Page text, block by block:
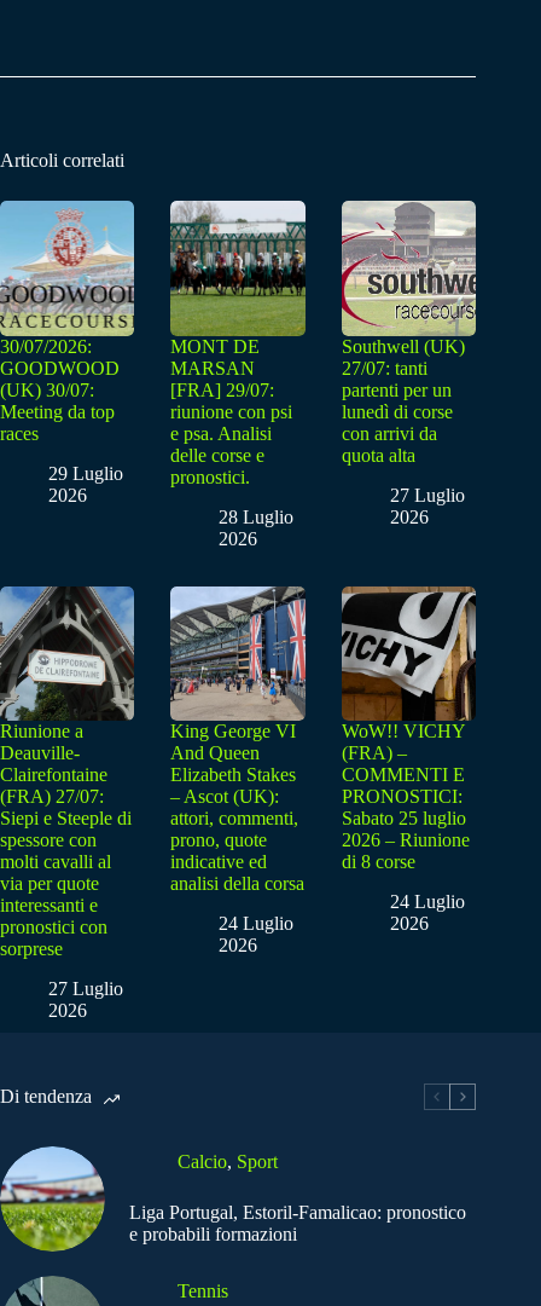
Articoli correlati
30/07/2026:
GOODWOOD
(UK) 30/07:
Meeting da top
races
29 Luglio
2026
MONT DE
MARSAN
[FRA] 29/07:
riunione con psi
e psa. Analisi
delle corse e
pronostici.
28 Luglio
2026
Southwell (UK)
27/07: tanti
partenti per un
lunedì di corse
con arrivi da
quota alta
27 Luglio
2026
Riunione a
Deauville-
Clairefontaine
(FRA) 27/07:
Siepi e Steeple di
spessore con
molti cavalli al
via per quote
interessanti e
pronostici con
sorprese
27 Luglio
2026
King George VI
And Queen
Elizabeth Stakes
– Ascot (UK):
attori, commenti,
prono, quote
indicative ed
analisi della corsa
24 Luglio
2026
WoW!! VICHY
(FRA) –
COMMENTI E
PRONOSTICI:
Sabato 25 luglio
2026 – Riunione
di 8 corse
24 Luglio
2026
Di tendenza
Calcio, Sport
Liga Portugal, Estoril-Famalicao: pronostico
e probabili formazioni
Tennis